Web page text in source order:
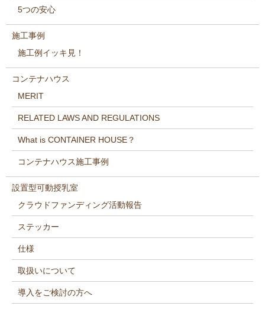
5つの安心
施工事例
施工例イッキ見！
コンテナハウス
MERIT
RELATED LAWS AND REGULATIONS
What is CONTAINER HOUSE？
コンテナハウス施工事例
設置型可動授乳室
クラウドファンディング活動報告
ステッカー
仕様
取扱いについて
導入をご検討の方へ